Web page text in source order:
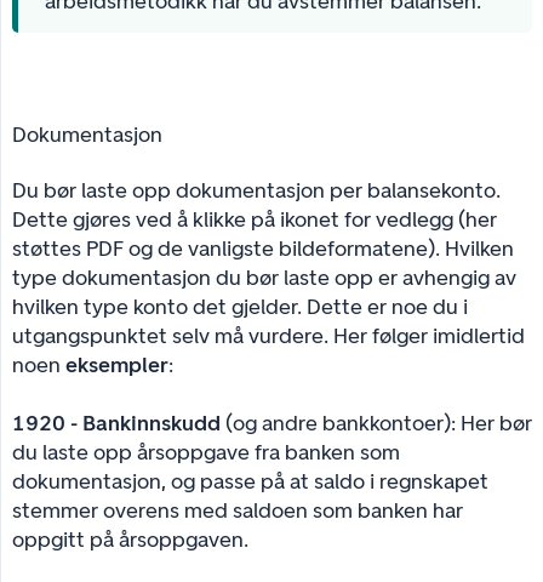
Dokumentasjon
Du bør laste opp dokumentasjon per balansekonto.
Dette gjøres ved å klikke på ikonet for vedlegg (her
støttes PDF og de vanligste bildeformatene). Hvilken
type dokumentasjon du bør laste opp er avhengig av
hvilken type konto det gjelder. Dette er noe du i
utgangspunktet selv må vurdere. Her følger imidlertid
noen eksempler:
1920 - Bankinnskudd (og andre bankkontoer): Her bør
du laste opp årsoppgave fra banken som
dokumentasjon, og passe på at saldo i regnskapet
stemmer overens med saldoen som banken har
oppgitt på årsoppgaven.